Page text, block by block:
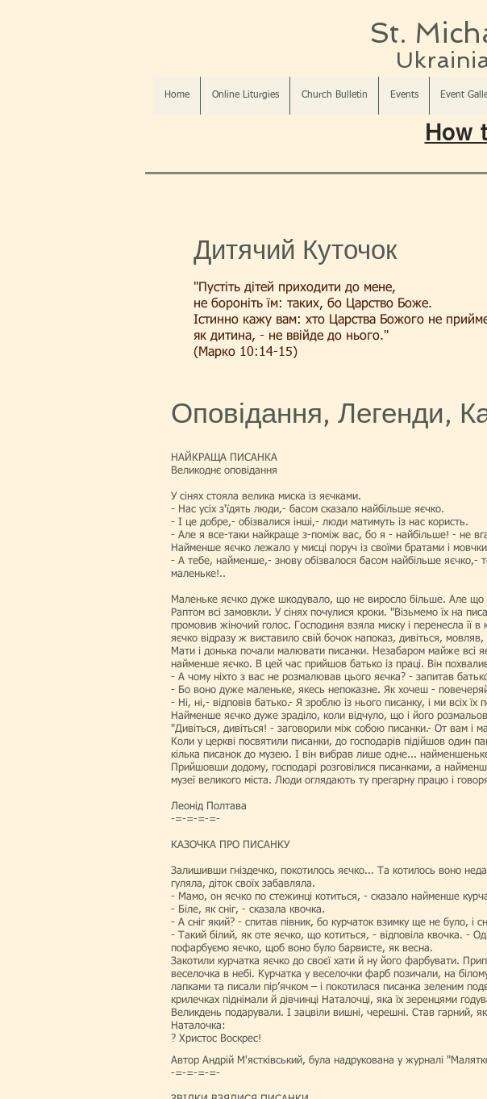
St.
Home Online Liturgies Church Bulletin Events Event
How
Дитячий Куточок
"Пустіть дітей приходити до мене,
не бороніть їм: таких, бо Царство Боже.
Істинно кажу вам: хто Царства Божого не
як дитина, - не ввійде до нього."
(Марко 10:14-15)
Оповідання, Легенди,
НАЙКРАЩА ПИСАНКА
Великоднє оповідання
У сінях стояла велика миска із яєчками.
- Нас усіх з'їдять люди,- басом сказало найбільше яєчко.
- І це добре,- обізвалися інші,- люди матимуть із нас користь.
- Але я все-таки найкраще з-поміж вас, бо я - найбільше! - не
Найменше яєчко лежало у мисці поруч із своїми братами і
- А тебе, найменше,- знову обізвалося басом найбільше яєчко,-
маленьке!..
Маленьке яєчко дуже шкодувало, що не виросло більше. Але що
Раптом всі замовкли. У сінях почулися кроки. "Візьмемо їх на
промовив жіночий голос. Господиня взяла миску і перенесла її в
яєчко відразу ж виставило свій бочок напоказ, дивіться,
Мати і донька почали малювати писанки. Незабаром майже всі
найменше яєчко. В цей час прийшов батько із праці. Він
- А чому ніхто з вас не розмалював цього яєчка? - запитав
- Бо воно дуже маленьке, якесь непоказне. Як хочеш -
- Ні, ні,- відповів батько.- Я зроблю із нього писанку, і ми всіх їх
Найменше яєчко дуже зраділо, коли відчуло, що і його
"Дивіться, дивіться! - заговорили між собою писанки.- От вам і
Коли у церкві посвятили писанки, до господарів підійшов один
кілька писанок до музею. І він вибрав лише одне...
Прийшовши додому, господарі розговілися писанками, а
музеї великого міста. Люди оглядають ту прегарну працю і
Леонід Полтава
-=-=-=-=-
КАЗОЧКА ПРО ПИСАНКУ
Залишивши гніздечко, покотилось яєчко... Та котилось воно
гуляла, діток своїх забавляла.
- Мамо, он яєчко по стежинці котиться, - сказало найменше
- Біле, як сніг, - сказала квочка.
- А сніг який? - спитав півник, бо курчаток взимку ще не було, і
- Такий білий, як оте яєчко, що котиться, - відповіла квочка. -
пофарбуємо яєчко, щоб воно було барвисте, як весна.
Закотили курчатка яєчко до своєї хати й ну його фарбувати.
веселочка в небі. Курчатка у веселочки фарб позичали, на
лапками та писали пір’ячком – і покотилася писанка зеленим
крилечках піднімали й дівчинці Наталочці, яка їх зеренцями
Великдень подарували. І зацвіли вишні, черешні. Став гарний,
Наталочка:
? Христос Воскрес!
Автор Андрій М'ястківський, була надрукована у журналі
-=-=-=-=-